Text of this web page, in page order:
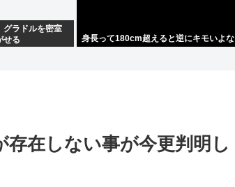
グラドルを密室
せる
身長って180cm超えると逆にキモいよな
在しない事が今更判明し